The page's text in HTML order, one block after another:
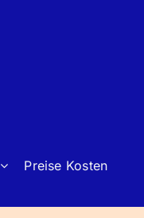
Preise Kosten